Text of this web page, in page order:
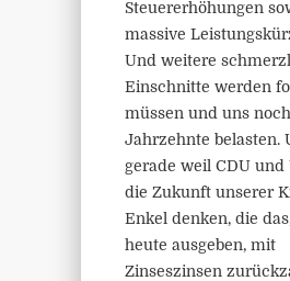
Steuererhöhungen
massive
Und weitere
Einschnitte werden
müssen und uns noch
Jahrzehnte belasten.
gerade weil CDU und
die Zukunft unserer
Enkel denken, die
heute ausgeben, mit
Zinseszinsen